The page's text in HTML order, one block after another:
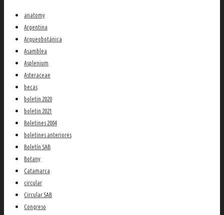
anatomy
Argentina
Arqueobotánica
Asamblea
Asplenium
Asteraceae
becas
boletin 2020
boletin 2021
Boletines 2004
boletines anteriores
Boletín SAB
Botany
Catamarca
circular
Circular SAB
Congreso